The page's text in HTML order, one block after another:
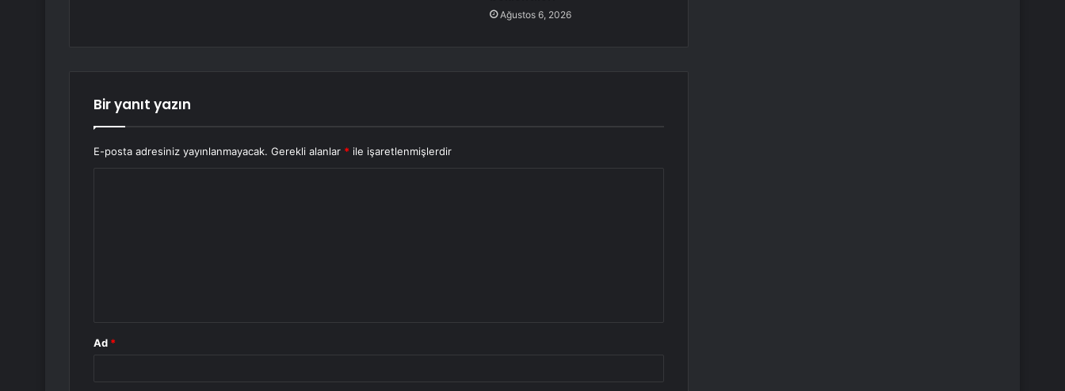
Ağustos 6, 2026
Bir yanıt yazın
E-posta adresiniz yayınlanmayacak. Gerekli alanlar * ile işaretlenmişlerdir
Ad *